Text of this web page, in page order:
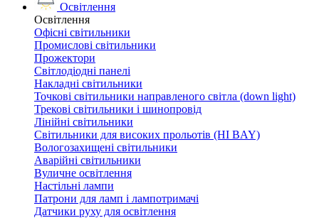
Освітлення
Освітлення
Офісні світильники
Промислові світильники
Прожектори
Світлодіодні панелі
Накладні світильники
Точкові світильники направленого світла (down light)
Трекові світильники і шинопровід
Лінійні світильники
Світильники для високих прольотів (HI BAY)
Вологозахищені світильники
Аварійні світильники
Вуличне освітлення
Настільні лампи
Патрони для ламп і лампотримачі
Датчики руху для освітлення